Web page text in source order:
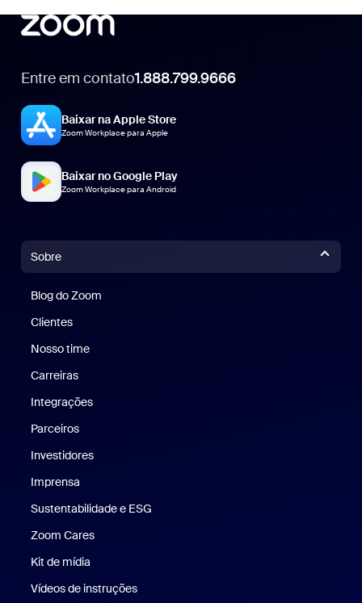
Entre em contato1.888.799.9666
Baixar na Apple Store
Zoom Workplace para Apple
Baixar no Google Play
Zoom Workplace para Android
Sobre
Blog do Zoom
Clientes
Nosso time
Carreiras
Integrações
Parceiros
Investidores
Imprensa
Sustentabilidade e ESG
Zoom Cares
Kit de mídia
Vídeos de instruções